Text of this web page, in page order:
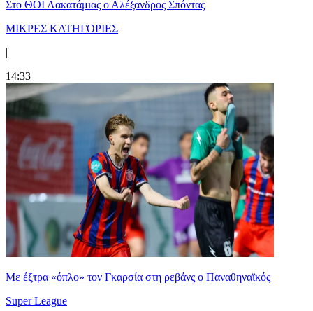
Στο ΘΟΪ Λακατάμιας ο Αλέξανδρος Σπόντας
ΜΙΚΡΕΣ ΚΑΤΗΓΟΡΙΕΣ
|
14:33
Mε έξτρα «όπλο» τον Γκαρσία στη ρεβάνς ο Παναθηναϊκός
Super League